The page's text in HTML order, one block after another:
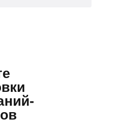
работу за рубежом